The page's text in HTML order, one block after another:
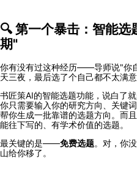
🔍 第一个暴击：智能
期"
你有没有过这种经历——导师说"你
天三夜，最后选了个自己都不太满
书匠策AI的智能选题功能，说白了
你只需要输入你的研究方向、关键
帮你生成一批靠谱的选题方向。而
能往下写的、有学术价值的选题。
最关键的是——免费选题。对，你
山给你移了。